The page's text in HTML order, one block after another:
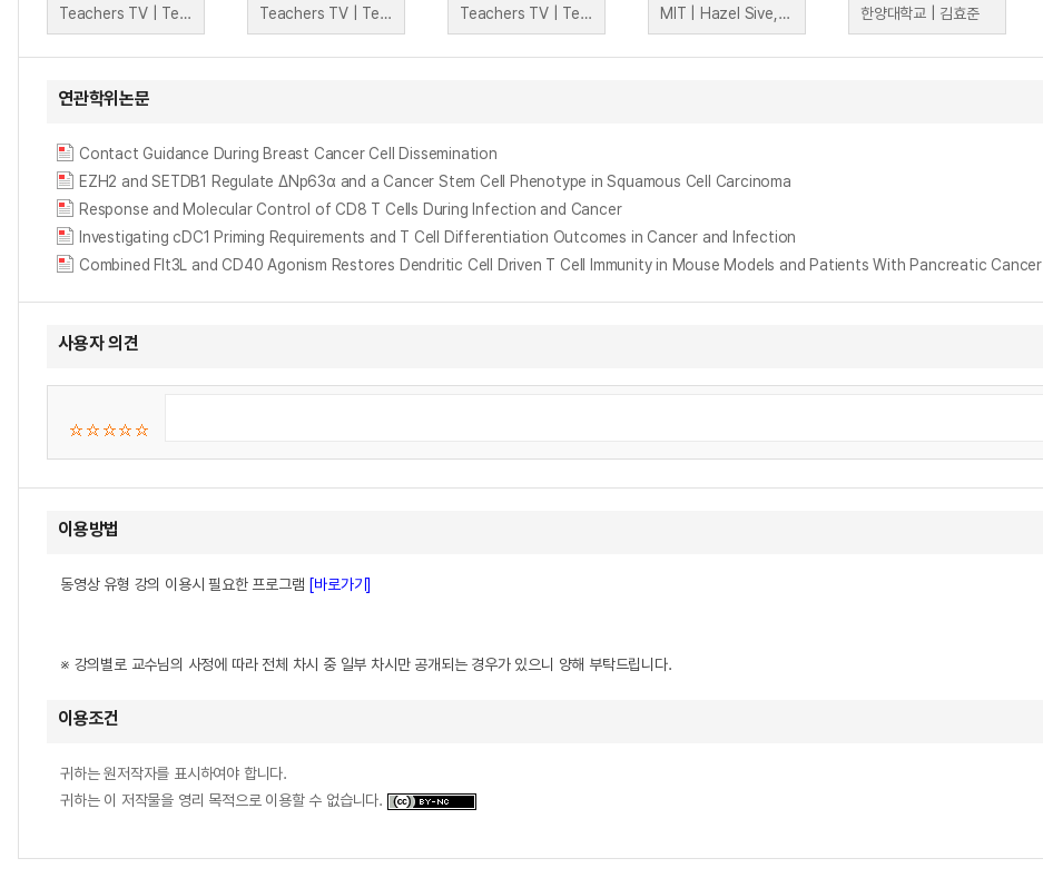
Teachers TV | Teachers TV
Teachers TV | Teachers TV
Teachers TV | Teachers TV
MIT | Hazel Sive, Tyler Jacks
한양대학교 | 김효준
연관학위논문
Contact Guidance During Breast Cancer Cell Dissemination
EZH2 and SETDB1 Regulate ΔNp63α and a Cancer Stem Cell Phenotype in Squamous Cell Carcinoma
Response and Molecular Control of CD8 T Cells During Infection and Cancer
Investigating cDC1 Priming Requirements and T Cell Differentiation Outcomes in Cancer and Infection
Combined Flt3L and CD40 Agonism Restores Dendritic Cell Driven T Cell Immunity in Mouse Models and Patients With Pancreatic Cancer
사용자 의견
이용방법
동영상 유형 강의 이용시 필요한 프로그램 [바로가기]
※ 강의별로 교수님의 사정에 따라 전체 차시 중 일부 차시만 공개되는 경우가 있으니 양해 부탁드립니다.
이용조건
귀하는 원저작자를 표시하여야 합니다.
귀하는 이 저작물을 영리 목적으로 이용할 수 없습니다.